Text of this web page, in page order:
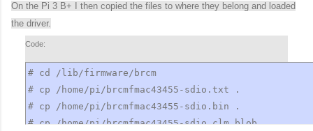
On the Pi 3 B+ I then copied the files to where they belong and loaded
the driver.
Code:
# cd /lib/firmware/brcm
# cp /home/pi/brcmfmac43455-sdio.txt .
# cp /home/pi/brcmfmac43455-sdio.bin .
# cp /home/pi/brcmfmac43455-sdio.clm_blob .